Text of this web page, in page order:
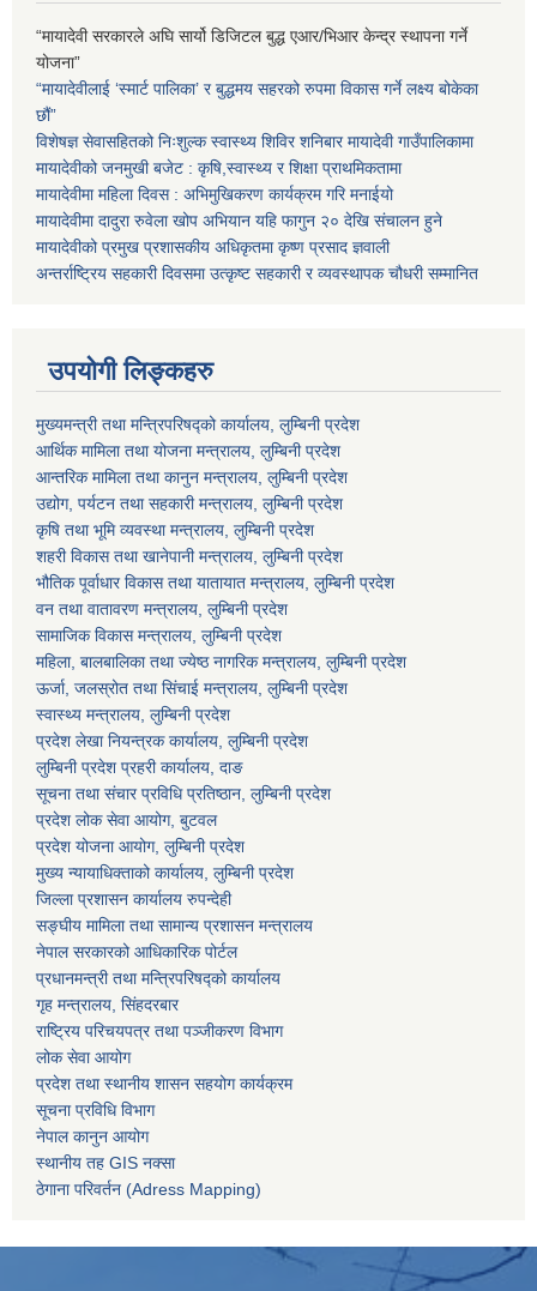
“मायादेवी सरकारले अघि सार्यो डिजिटल बुद्ध एआर/भिआर केन्द्र स्थापना गर्ने
योजना”
“मायादेवीलाई ‘स्मार्ट पालिका’ र बुद्धमय सहरको रुपमा विकास गर्ने लक्ष्य बोकेका
छौं”
विशेषज्ञ सेवासहितको निःशुल्क स्वास्थ्य शिविर शनिबार मायादेवी गाउँपालिकामा
मायादेवीको जनमुखी बजेट : कृषि,स्वास्थ्य र शिक्षा प्राथमिकतामा
मायादेवीमा महिला दिवस : अभिमुखिकरण कार्यक्रम गरि मनाईयो
मायादेवीमा दादुरा रुवेला खोप अभियान यहि फागुन २० देखि संचालन हुने
मायादेवीको प्रमुख प्रशासकीय अधिकृतमा कृष्ण प्रसाद ज्ञवाली
अन्तर्राष्ट्रिय सहकारी दिवसमा उत्कृष्ट सहकारी र व्यवस्थापक चौधरी सम्मानित
उपयोगी लिङ्कहरु
मुख्यमन्त्री तथा मन्त्रिपरिषद्को कार्यालय, लुम्बिनी प्रदेश
आर्थिक मामिला तथा योजना मन्त्रालय, लुम्बिनी प्रदेश
आन्तरिक मामिला तथा कानुन मन्त्रालय, लुम्बिनी प्रदेश
उद्योग, पर्यटन तथा सहकारी मन्त्रालय, लुम्बिनी प्रदेश
कृषि तथा भूमि व्यवस्था मन्त्रालय, लुम्बिनी प्रदेश
शहरी विकास तथा खानेपानी मन्त्रालय, लुम्बिनी प्रदेश
भौतिक पूर्वाधार विकास तथा यातायात मन्त्रालय, लुम्बिनी प्रदेश
वन तथा वातावरण मन्त्रालय, लुम्बिनी प्रदेश
सामाजिक विकास मन्त्रालय, लुम्बिनी प्रदेश
महिला, बालबालिका तथा ज्येष्ठ नागरिक मन्त्रालय, लुम्बिनी प्रदेश
ऊर्जा, जलस्रोत तथा सिंचाई मन्त्रालय, लुम्बिनी प्रदेश
स्वास्थ्य मन्त्रालय, लुम्बिनी प्रदेश
प्रदेश लेखा नियन्त्रक कार्यालय, लुम्बिनी प्रदेश
लुम्बिनी प्रदेश प्रहरी कार्यालय, दाङ
सूचना तथा संचार प्रविधि प्रतिष्ठान, लुम्बिनी प्रदेश
प्रदेश लोक सेवा आयोग, बुटवल
प्रदेश योजना आयोग, लुम्बिनी प्रदेश
मुख्य न्यायाधिक्ताको कार्यालय, लुम्बिनी प्रदेश
जिल्ला प्रशासन कार्यालय रुपन्देही
सङ्घीय मामिला तथा सामान्य प्रशासन मन्त्रालय
नेपाल सरकारको आधिकारिक पोर्टल
प्रधानमन्त्री तथा मन्त्रिपरिषद्को कार्यालय
गृह मन्त्रालय, सिंहदरबार
राष्ट्रिय परिचयपत्र तथा पञ्जीकरण विभाग
लोक सेवा आयोग
प्रदेश तथा स्थानीय शासन सहयोग कार्यक्रम
सूचना प्रविधि विभाग
नेपाल कानुन आयोग
स्थानीय तह GIS नक्सा
ठेगाना परिवर्तन (Adress Mapping)